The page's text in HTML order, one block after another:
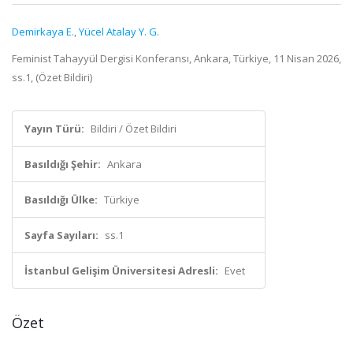
Demirkaya E.,Yücel Atalay Y. G.
Feminist Tahayyül Dergisi Konferansı, Ankara, Türkiye, 11 Nisan 2026,
ss.1, (Özet Bildiri)
Yayın Türü: Bildiri / Özet Bildiri
Basıldığı Şehir: Ankara
Basıldığı Ülke: Türkiye
Sayfa Sayıları: ss.1
İstanbul Gelişim Üniversitesi Adresli: Evet
Özet